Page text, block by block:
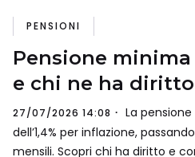
PENSIONI
Pensione
e chi ne ha diritto
27/07/2026 14:08
La
dell’1,4% per inflazione,
mensili. Scopri chi ha diritto e